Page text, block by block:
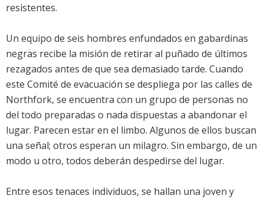
resistentes.
Un equipo de seis hombres enfundados en gabardinas
negras recibe la misión de retirar al puñado de últimos
rezagados antes de que sea demasiado tarde. Cuando
este Comité de evacuación se despliega por las calles de
Northfork, se encuentra con un grupo de personas no
del todo preparadas o nada dispuestas a abandonar el
lugar. Parecen estar en el limbo. Algunos de ellos buscan
una señal; otros esperan un milagro. Sin embargo, de un
modo u otro, todos deberán despedirse del lugar.
Entre esos tenaces individuos, se hallan una joven y